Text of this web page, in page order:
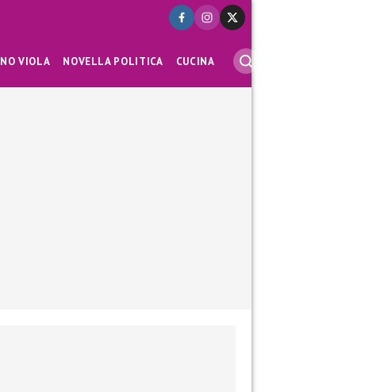
VIOLA NOVELLA POLITICA CUCINA